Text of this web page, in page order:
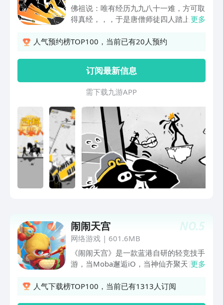
佛祖说：唯有经历九九八十一难，方可取
得真经，，，于是唐僧师徒四人踏上了西
来了！！！大师兄，师傅被妖怪抓走啦！
筋，快想一想，如何用手指画线，帮助唐
僧师徒四人度过难关！
更多
人气预约榜TOP100，当前已有20人预约
订阅最新信息
需 下 载 九 游 A P P
NO.5
闹闹天宫
网络游戏| 601.6MB
《闹闹天宫》是一款蓝港自研的轻竞技手
游，当Moba邂逅iO，当神仙齐聚天宫，
始！ 四年守候，无限热爱，国风不息，
更多
人气下载榜TOP100，当前已有1313人订阅